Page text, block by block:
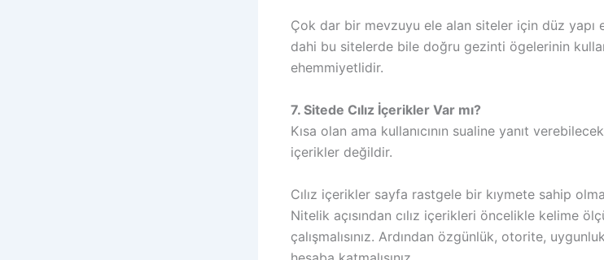
Çok dar bir mevzuyu ele alan siteler için düz
dahi bu sitelerde bile doğru gezinti ögelerinin
ehemmiyetlidir.
7. Sitede Cılız İçerikler Var mı?
Kısa olan ama kullanıcının sualine yanıt
içerikler değildir.
Cılız içerikler sayfa rastgele bir kıymete sahip
Nitelik açısından cılız içerikleri öncelikle kelime
çalışmalısınız. Ardından özgünlük, otorite,